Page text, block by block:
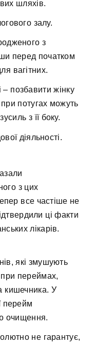
шляхів.
залу.
з
перед початком
вагітних.
позбавити жінку
потугах можуть
з її боку.
діяльності.
з цих
все частіше не
ці факти
лікарів.
які змушують
при переймах,
кишечника. У
перейм
очищення.
не гарантує,